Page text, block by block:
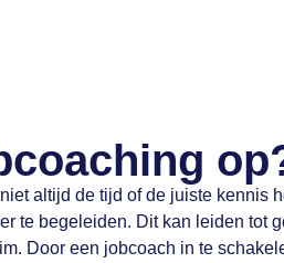
altijd de tijd of de juiste kennis
te begeleiden. Dit kan leiden tot
Door een jobcoach in te